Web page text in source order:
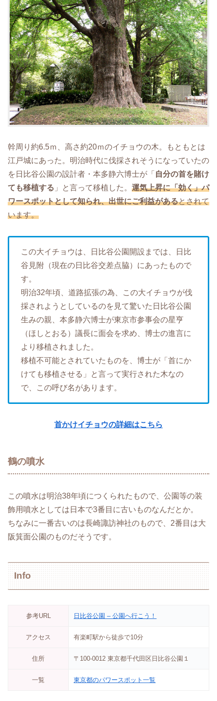
幹周り約6.5ｍ、高さ約20ｍのイチョウの木。もともとは
江戸城にあった。明治時代に伐採されそうになっていたの
を日比谷公園の設計者・本多静六博士が「 自分の首を賭け
ても移植する 」と言って移植した。 運気上昇に「効く」パ
ワースポットとして知られ、出世にご利益があるとされて
います。
この大イチョウは、日比谷公園開設までは、日比
谷見附（現在の日比谷交差点脇）にあったもので
す。
明治32年頃、道路拡張の為、この大イチョウが伐
採されようとしているのを見て驚いた日比谷公園
生みの親、本多静六博士が東京市参事会の星亨
（ほしとおる）議長に面会を求め、博士の進言に
より移植されました。
移植不可能とされていたものを、博士が「首にか
けても移植させる」と言って実行された木なの
で、この呼び名があります。
首かけイチョウの詳細はこちら
鶴の噴水
この噴水は明治38年頃につくられたもので、公園等の装
飾用噴水としては日本で3番目に古いものなんだとか。
ちなみに一番古いのは長崎諏訪神社のもので、2番目は大
阪箕面公園のものだそうです。
Info
参考URL 日比谷公園 – 公園へ行こう！
アクセス 有楽町駅から徒歩で10分
住所 〒100-0012 東京都千代田区日比谷公園１
一覧 東京都のパワースポット一覧